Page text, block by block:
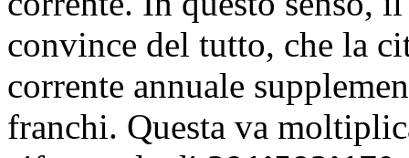
convince del tutto, che la
corrente annuale
franchi. Questa va